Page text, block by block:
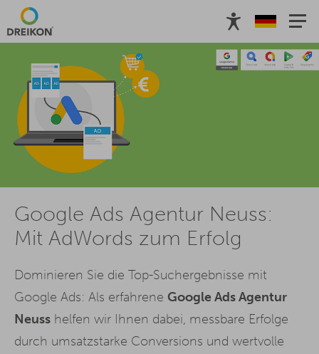
Google Ads Agentur Neuss:
Mit AdWords zum Erfolg
Dominieren Sie die Top-Suchergebnisse mit
Google Ads: Als erfahrene Google Ads Agentur
Neuss helfen wir Ihnen dabei, messbare Erfolge
durch umsatzstarke Conversions und wertvolle